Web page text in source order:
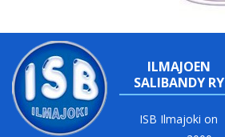
ILMAJOEN
SALIBANDY RY
ISB Ilmajoki on